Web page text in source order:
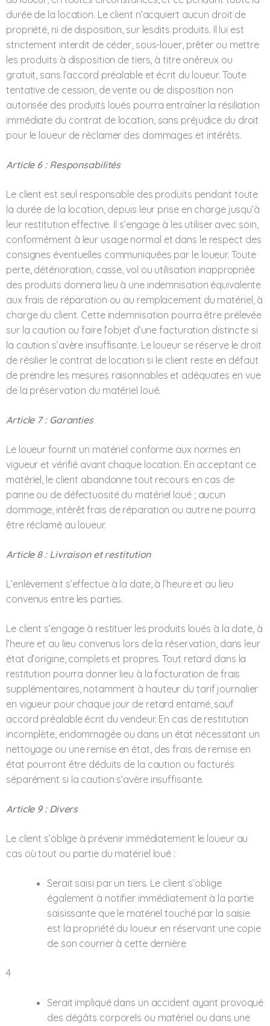
durée de la location. Le client n’acquiert aucun droit de
propriété, ni de disposition, sur lesdits produits. Il lui est
strictement interdit de céder, sous-louer, prêter ou mettre
les produits à disposition de tiers, à titre onéreux ou
gratuit, sans l’accord préalable et écrit du loueur. Toute
tentative de cession, de vente ou de disposition non
autorisée des produits loués pourra entraîner la résiliation
immédiate du contrat de location, sans préjudice du droit
pour le loueur de réclamer des dommages et intérêts.
Article 6 : Responsabilités
Le client est seul responsable des produits pendant toute
la durée de la location, depuis leur prise en charge jusqu’à
leur restitution effective. Il s’engage à les utiliser avec soin,
conformément à leur usage normal et dans le respect des
consignes éventuelles communiquées par le loueur. Toute
perte, détérioration, casse, vol ou utilisation inappropriée
des produits donnera lieu à une indemnisation équivalente
aux frais de réparation ou au remplacement du matériel, à
charge du client. Cette indemnisation pourra être prélevée
sur la caution ou faire l’objet d’une facturation distincte si
la caution s’avère insuffisante. Le loueur se réserve le droit
de résilier le contrat de location si le client reste en défaut
de prendre les mesures raisonnables et adéquates en vue
de la préservation du matériel loué.
Article 7 : Garanties
Le loueur fournit un matériel conforme aux normes en
vigueur et vérifié avant chaque location. En acceptant ce
matériel, le client abandonne tout recours en cas de
panne ou de défectuosité du matériel loué ; aucun
dommage, intérêt frais de réparation ou autre ne pourra
être réclamé au loueur.
Article 8 : Livraison et restitution
L’enlèvement s’effectue à la date, à l’heure et au lieu
convenus entre les parties.
Le client s’engage à restituer les produits loués à la date, à
l’heure et au lieu convenus lors de la réservation, dans leur
état d’origine, complets et propres. Tout retard dans la
restitution pourra donner lieu à la facturation de frais
supplémentaires, notamment à hauteur du tarif journalier
en vigueur pour chaque jour de retard entamé, sauf
accord préalable écrit du vendeur. En cas de restitution
incomplète, endommagée ou dans un état nécessitant un
nettoyage ou une remise en état, des frais de remise en
état pourront être déduits de la caution ou facturés
séparément si la caution s’avère insuffisante.
Article 9 : Divers
Le client s’oblige à prévenir immédiatement le loueur au
cas où tout ou partie du matériel loué :
Serait saisi par un tiers. Le client s’oblige
également à notifier immédiatement à la partie
saisissante que le matériel touché par la saisie
est la propriété du loueur en réservant une copie
de son courrier à cette dernière
4
Serait impliqué dans un accident ayant provoqué
des dégâts corporels ou matériel ou dans une